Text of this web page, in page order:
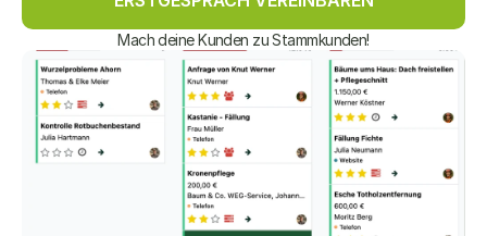
Mach deine Kunden zu Stammkunden!